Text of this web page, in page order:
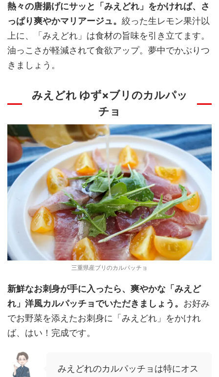
熱々の唐揚げにサッと「みえどれ」をかければ、さ
っぱり爽やかマリアージュ。 絞った生レモン果汁以
上に、「みえどれ」は食材の旨味を引き立てます。
油っこさが軽減されて食欲アップ。夢中でかぶりつ
きましょう。
みえどれ ゆず×ブリのカルパッ
チョ
三重県産ブリのカルパッチョ
新鮮なお刺身が手に入ったら、爽やかな「みえど
れ」洋風カルパッチョでいただきましょう。 お好み
でお野菜を添えたお刺身に「みえどれ」をかけれ
ば、はい！完成です。
みえどれのカルパッチョは特にオス